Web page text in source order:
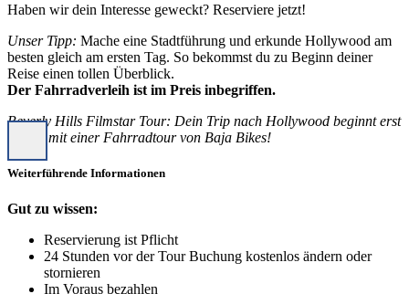
Haben wir dein Interesse geweckt? Reserviere jetzt!
Unser Tipp: Mache eine Stadtführung und erkunde Hollywood am
besten gleich am ersten Tag. So bekommst du zu Beginn deiner
Reise einen tollen Überblick.
Der Fahrradverleih ist im Preis inbegriffen.
Beverly Hills Filmstar Tour: Dein Trip nach Hollywood beginnt erst
richtig mit einer Fahrradtour von Baja Bikes!
Weiterführende Informationen
Gut zu wissen:
Reservierung ist Pflicht
24 Stunden vor der Tour Buchung kostenlos ändern oder
stornieren
Im Voraus bezahlen